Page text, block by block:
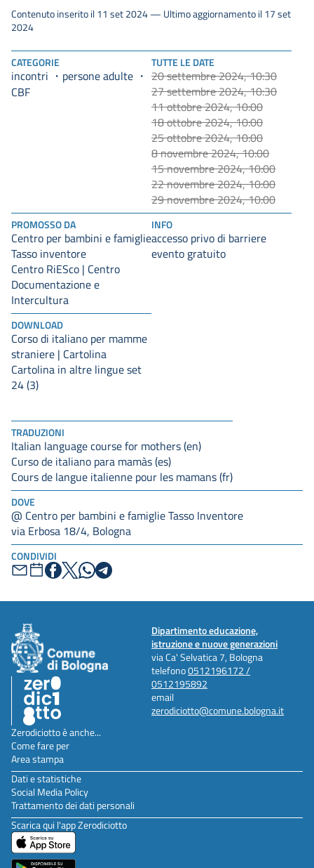
TRADUZIONI
Italian language course for mothers (en)
Curso de italiano para mamàs (es)
Cours de langue italienne pour les mamans (fr)
DOVE
@ Centro per bambini e famiglie Tasso Inventore
via Erbosa 18/4, Bologna
CONDIVIDI
CATEGORIE
incontri
persone adulte
CBF
TUTTE LE DATE
20 settembre 2024, 10:30
27 settembre 2024, 10:30
11 ottobre 2024, 10:00
18 ottobre 2024, 10:00
25 ottobre 2024, 10:00
8 novembre 2024, 10:00
15 novembre 2024, 10:00
22 novembre 2024, 10:00
29 novembre 2024, 10:00
PROMOSSO DA
Centro per bambini e famiglie
Tasso inventore
Centro RiESco | Centro
Documentazione e
Intercultura
INFO
accesso privo di barriere
evento gratuito
DOWNLOAD
Corso di italiano per mamme
straniere | Cartolina
Cartolina in altre lingue set
24 (3)
Contenuto inserito il 11 set 2024 — Ultimo aggiornamento il 17 set
2024
Dipartimento educazione,
istruzione e nuove generazioni
via Ca' Selvatica 7, Bologna
telefono0512196172 /
0512195892
email
zerodiciotto@comune.bologna.it
Zerodiciotto è anche...
Come fare per
Area stampa
Dati e statistiche
Social Media Policy
Trattamento dei dati personali
Scarica qui l'app Zerodiciotto